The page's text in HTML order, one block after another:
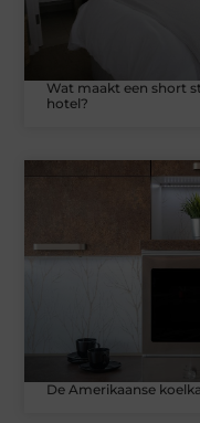
Wat maakt een short
hotel?
De Amerikaanse